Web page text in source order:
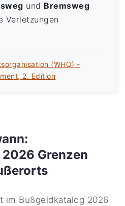
und Bremsweg
Verletzungen
(WHO) -
2. Edition
Grenzen
im Bußgeldkatalog 2026